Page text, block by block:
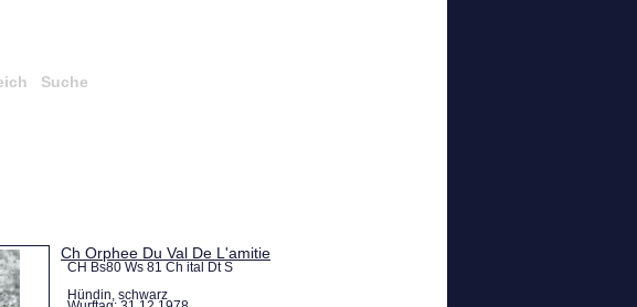
Suche
Ch Orphee Du Val De L'amitie
CH Bs80 Ws 81 Ch ital Dt S
Hündin, schwarz